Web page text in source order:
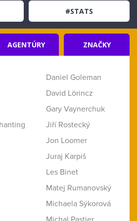
#STATS
AGENTÚRY ZNAČKY
Daniel Goleman
David Lörincz
Gary Vaynerchuk
Jiří Rostecký
Jon Loomer
Juraj Karpiš
Les Binet
Matej Rumanovský
Michaela Sýkorová